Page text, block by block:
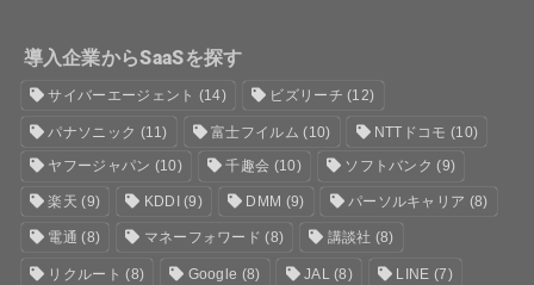
導入企業からSaaSを探す
サイバーエージェント (14) ビズリーチ (12)
パナソニック (11) 富士フイルム (10) NTTドコモ (10)
ヤフージャパン (10) 千趣会 (10) ソフトバンク (9)
楽天 (9) KDDI (9) DMM (9) パーソルキャリア (8)
電通 (8) マネーフォワード (8) 講談社 (8)
リクルート (8) Google (8) JAL (8) LINE (7)